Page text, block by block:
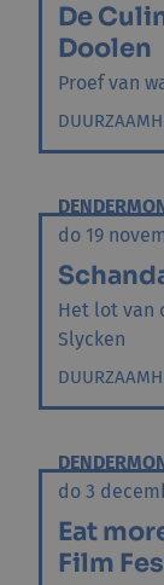
De
Doolen
Proef van
do 19
Het lot van
Slycken
do 3
Eat
Film